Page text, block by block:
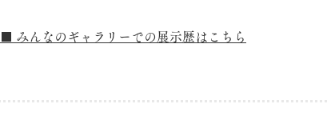
■ みんなのギャラリーでの展示歴はこちら